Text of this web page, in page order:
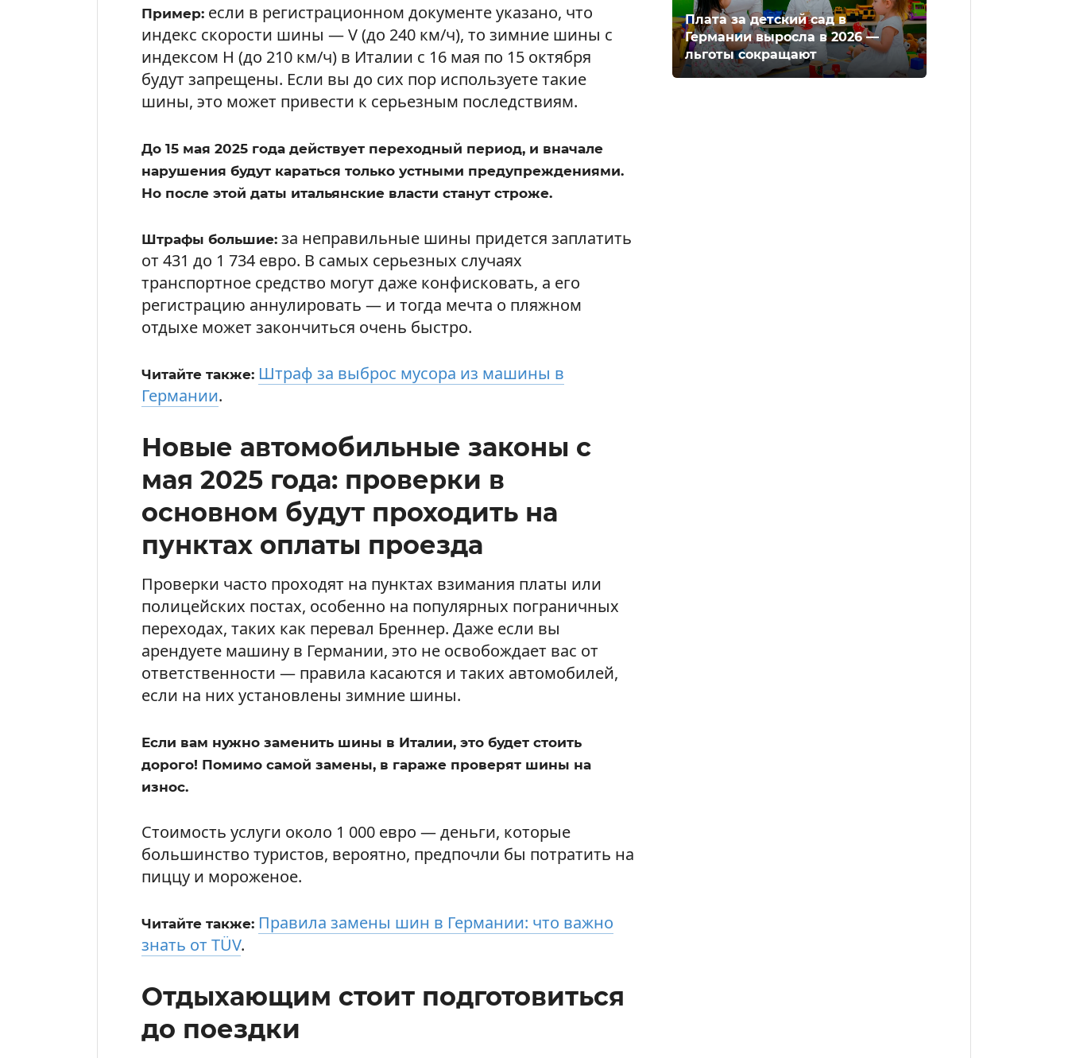
Пример: если в регистрационном документе указано, что
индекс скорости шины — V (до 240 км/ч), то зимние шины с
индексом H (до 210 км/ч) в Италии с 16 мая по 15 октября
будут запрещены. Если вы до сих пор используете такие
шины, это может привести к серьезным последствиям.
До 15 мая 2025 года действует переходный период, и вначале
нарушения будут караться только устными предупреждениями.
Но после этой даты итальянские власти станут строже.
Штрафы большие: за неправильные шины придется заплатить
от 431 до 1 734 евро. В самых серьезных случаях
транспортное средство могут даже конфисковать, а его
регистрацию аннулировать — и тогда мечта о пляжном
отдыхе может закончиться очень быстро.
Читайте также: Штраф за выброс мусора из машины в
Германии.
Новые автомобильные законы с
мая 2025 года: проверки в
основном будут проходить на
пунктах оплаты проезда
Проверки часто проходят на пунктах взимания платы или
полицейских постах, особенно на популярных пограничных
переходах, таких как перевал Бреннер. Даже если вы
арендуете машину в Германии, это не освобождает вас от
ответственности — правила касаются и таких автомобилей,
если на них установлены зимние шины.
Если вам нужно заменить шины в Италии, это будет стоить
дорого! Помимо самой замены, в гараже проверят шины на
износ.
Стоимость услуги около 1 000 евро — деньги, которые
большинство туристов, вероятно, предпочли бы потратить на
пиццу и мороженое.
Читайте также: Правила замены шин в Германии: что важно
знать от TÜV.
Отдыхающим стоит подготовиться
до поездки
Плата за детский сад в
Германии выросла в 2026 —
льготы сокращают